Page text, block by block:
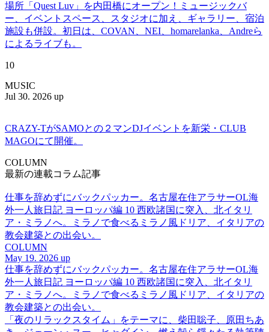
場所「Quest Luv」を内田橋にオープン！ミュージックバ
ー、イベントスペース、スタジオに加え、ギャラリー、宿泊
施設も併設。初日は、COVAN、NEI、homarelanka、Andreら
によるライブも。
10
MUSIC
Jul 30. 2026 up
CRAZY-TがSAMOとの２マンDJイベントを新栄・CLUB
MAGOにて開催。
COLUMN
最新の連載コラム記事
仕事を辞めずにバックパッカー。名古屋在住アラサーOL海
外一人旅日記 ヨーロッパ編 10 西欧諸国に突入、北イタリ
ア・ミラノへ。ミラノで食べるミラノ風ドリア、イタリアの
教会建築との出会い。
COLUMN
May 19. 2026 up
仕事を辞めずにバックパッカー。名古屋在住アラサーOL海
外一人旅日記 ヨーロッパ編 10 西欧諸国に突入、北イタリ
ア・ミラノへ。ミラノで食べるミラノ風ドリア、イタリアの
教会建築との出会い。
「夜のリラックスタイム」をテーマに、柴田聡子、原田ちあ